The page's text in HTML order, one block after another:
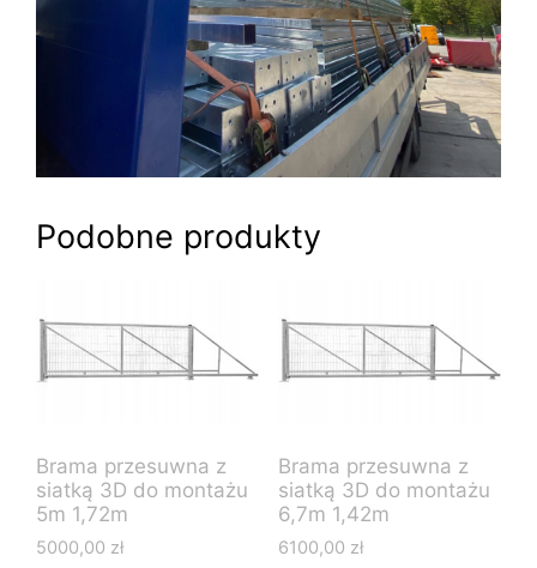
Podobne produkty
Brama przesuwna z
siatką 3D do montażu
5m 1,72m
5000,00 zł
Brama przesuwna z
siatką 3D do montażu
6,7m 1,42m
6100,00 zł